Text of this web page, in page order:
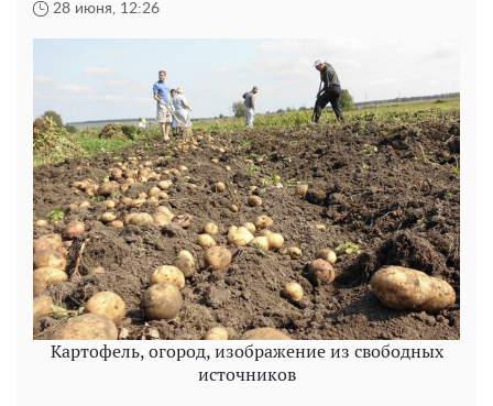
28 июня, 12:26
Картофель, огород, изображение из свободных
источников